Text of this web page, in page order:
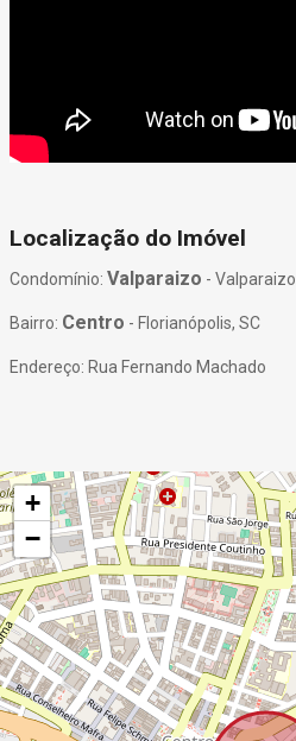
Localização do Imóvel
Condomínio: Valparaizo - Valparaizo
Bairro: Centro - Florianópolis, SC
Endereço: Rua Fernando Machado
+
−